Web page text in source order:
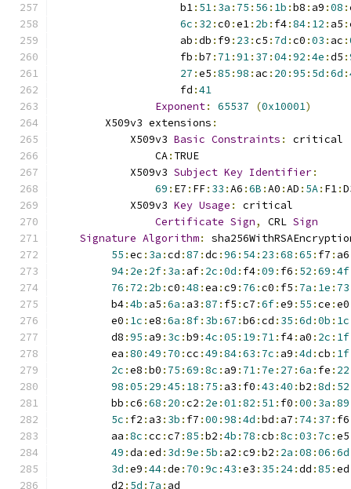
                    b1
: 51: 3a : 75 : 56 : 1b :b8 : a9 :08 :
6c : 32 :c0 :e1: 2b : f4:84: 12 : a5 :
                    ab
:db : f9 : 23 :c5 : 7d :c0 :03 : ac :
                    fb
:b7 : 71:91: 37 :04:92 :4e :d5 :
27 :e5 :85 :98 : ac : 20 :95 : 5d :6d :
                    fd
:41
Exponent: 65537 (0x10001)
        X509v3 extensions
:
            X509v3
Basic Constraints :
critical
                CA
: TRUE
            X509v3
Subject Key Identifier:
69 : E7 : FF: 33 :A6 :6B :A0 :AD : 5A: F1:
            X509v3
Key Usage :
critical
Certificate Sign, CRL Sign
Signature Algorithm:
55 :ec : 3a :cd :87 :dc :96 : 54: 23 :68 :65 : f7 : a6
94: 2e : 2f: 3a : af: 2c :0d : f4:09 : f6 : 52 :69 :4f
76 : 72 : 2b :c0 :48 :ea :c9 : 76 :c0 : f5 : 7a : 1e : 73
         b4
:4b : a5 :6a : a3 :87 : f5 :c7 :6f:e9 : 55 :ce :e0
         e0
: 1c :e8 :6a :8f: 3b :67 :b6 :cd : 35 :6d :0b : 1c
         d8
:95 : a9 : 3c :b9 :4c :05 : 19 : 71: f4: a0 : 2c : 1f
         ea
:80 :49 : 70 :cc :49 :84:63 : 7c : a9 :4d :cb : 1f
2c :e8 :b0 : 75 :69 :8c : a9 : 71: 7e : 27 :6a : fe : 22
98 :05 : 29 :45 : 18 : 75 : a3 : f0 :43 :40 :b2 :8d : 52
         bb
:c6 :68 : 20 :c2 : 2e :01:82 : 51: f0 :00 : 3a :89
5c : f2 : a3 : 3b : f7 :00 :98 :4d :bd : a7 : 74: 37 : f6
         aa
:8c :cc :c7 :85 :b2 :4b : 78 :cb :8c :03 : 7c :e5
49 :da :ed : 3d :9e : 5b : a2 :c9 :b2 : 2a :08 :06 :6d
3d :e9 :44:de : 70 :9c :43 :e3 : 35 : 24:dd :85 :ed
         d2
: 5d : 7a : ad